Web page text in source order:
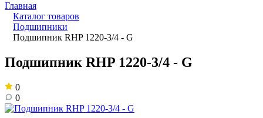
Главная
Каталог товаров
Подшипники
Подшипник RHP 1220-3/4 - G
Подшипник RHP 1220-3/4 - G
0
0